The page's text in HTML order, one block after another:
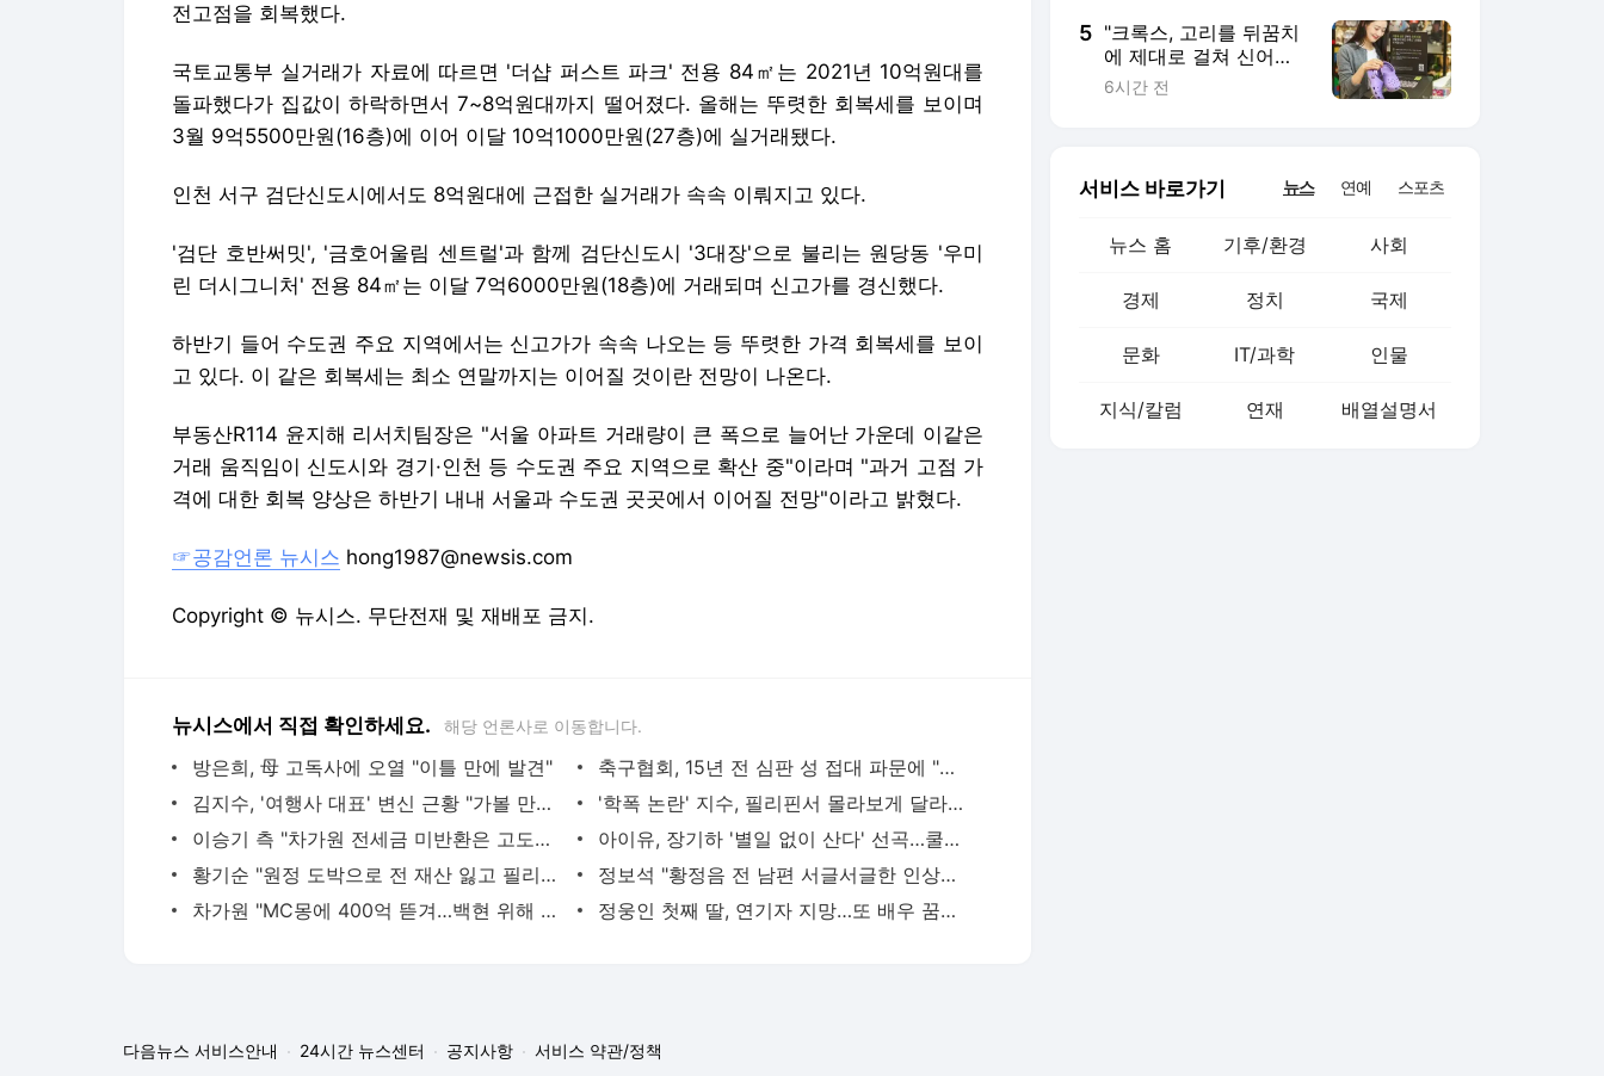
전고점을 회복했다.
국토교통부 실거래가 자료에 따르면 '더샵 퍼스트 파크' 전용 84㎡는 2021년 10억원대를
돌파했다가 집값이 하락하면서 7~8억원대까지 떨어졌다. 올해는 뚜렷한 회복세를 보이며
3월 9억5500만원(16층)에 이어 이달 10억1000만원(27층)에 실거래됐다.
인천 서구 검단신도시에서도 8억원대에 근접한 실거래가 속속 이뤄지고 있다.
'검단 호반써밋', '금호어울림 센트럴'과 함께 검단신도시 '3대장'으로 불리는 원당동 '우미
린 더시그니처' 전용 84㎡는 이달 7억6000만원(18층)에 거래되며 신고가를 경신했다.
하반기 들어 수도권 주요 지역에서는 신고가가 속속 나오는 등 뚜렷한 가격 회복세를 보이
고 있다. 이 같은 회복세는 최소 연말까지는 이어질 것이란 전망이 나온다.
부동산R114 윤지해 리서치팀장은 "서울 아파트 거래량이 큰 폭으로 늘어난 가운데 이같은
거래 움직임이 신도시와 경기·인천 등 수도권 주요 지역으로 확산 중"이라며 "과거 고점 가
격에 대한 회복 양상은 하반기 내내 서울과 수도권 곳곳에서 이어질 전망"이라고 밝혔다.
☞공감언론 뉴시스 hong1987@newsis.com
Copyright © 뉴시스. 무단전재 및 재배포 금지.
뉴시스에서 직접 확인하세요. 해당 언론사로 이동합니다.
방은희, 母 고독사에 오열 "이틀 만에 발견"
축구협회, 15년 전 심판 성 접대 파문에 "현재는 내부 지침 준수"
김지수, '여행사 대표' 변신 근황 "가볼 만하니…"
'학폭 논란' 지수, 필리핀서 몰라보게 달라진 근황
이승기 측 "차가원 전세금 미반환은 고도의 사기 수법…엄벌 원해"
아이유, 장기하 '별일 없이 산다' 선곡…쿨한 일상 공개
황기순 "원정 도박으로 전 재산 잃고 필리핀 도피"
정보석 "황정음 전 남편 서글서글한 인상이었는데…"
차가원 "MC몽에 400억 뜯겨…백현 위해 도박빚 갚아줘"
정웅인 첫째 딸, 연기자 지망…또 배우 꿈꾸는 스타 2세
5 "크록스, 고리를 뒤꿈치
에 제대로 걸쳐 신어
야"…美 족부 전문의 경
6시간 전
서비스 바로가기 뉴스 연예 스포츠
뉴스 홈 기후/환경 사회
경제 정치 국제
문화 IT/과학 인물
지식/칼럼 연재 배열설명서
다음뉴스 서비스안내 24시간 뉴스센터 공지사항
서비스 약관/정책